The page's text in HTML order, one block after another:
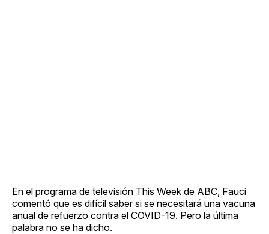
En el programa de televisión This Week de ABC, Fauci
comentó que es difícil saber si se necesitará una vacuna
anual de refuerzo contra el COVID-19. Pero la última
palabra no se ha dicho.